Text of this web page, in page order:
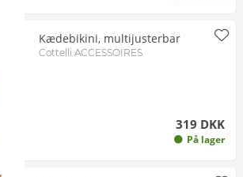
Kædebikini, multijusterbar
Cottelli ACCESSOIRES
319 DKK
På lager